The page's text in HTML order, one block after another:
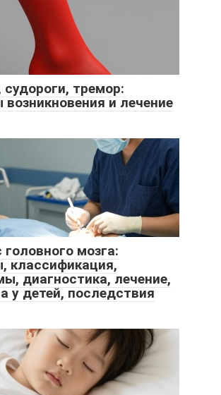
тремор:
и лечение
мозга:
классификация,
диагностика, лечение,
у детей, последствия